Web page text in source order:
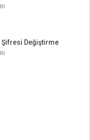
Şifresi Değiştirme